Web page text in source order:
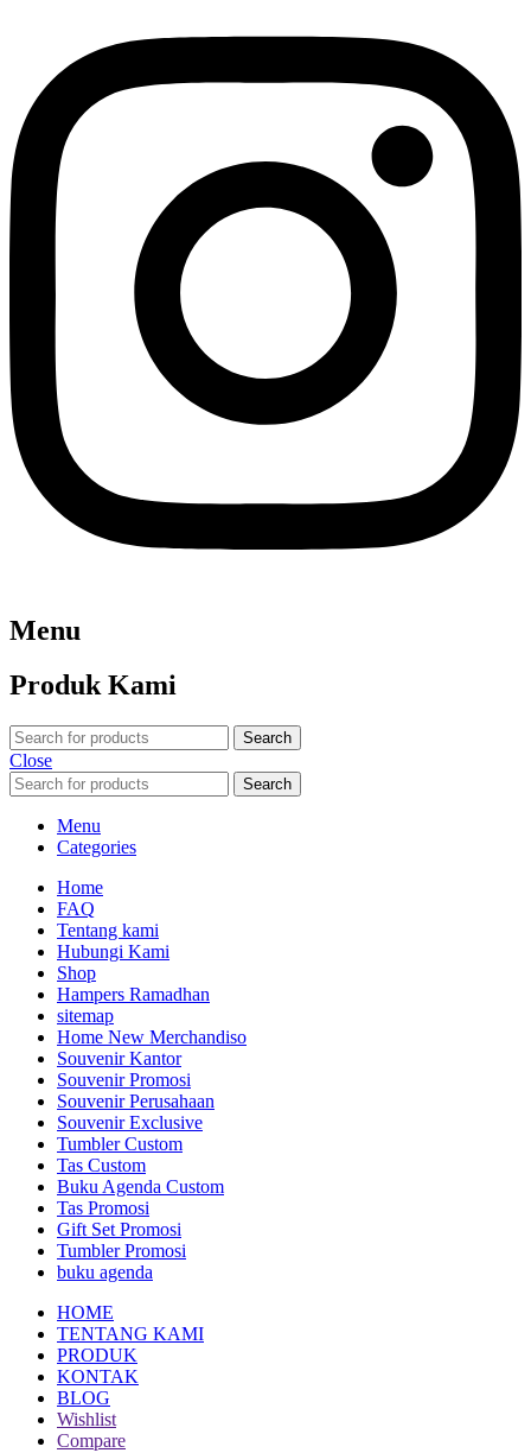
Menu
Produk Kami
Search
Close
Search
Menu
Categories
Home
FAQ
Tentang kami
Hubungi Kami
Shop
Hampers Ramadhan
sitemap
Home New Merchandiso
Souvenir Kantor
Souvenir Promosi
Souvenir Perusahaan
Souvenir Exclusive
Tumbler Custom
Tas Custom
Buku Agenda Custom
Tas Promosi
Gift Set Promosi
Tumbler Promosi
buku agenda
HOME
TENTANG KAMI
PRODUK
KONTAK
BLOG
Wishlist
Compare